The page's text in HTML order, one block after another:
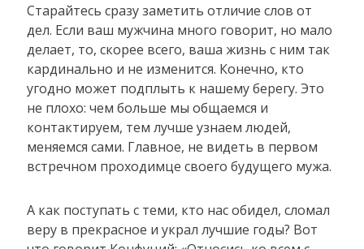
Старайтесь сразу заметить отличие слов от
дел. Если ваш мужчина много говорит, но мало
делает, то, скорее всего, ваша жизнь с ним так
кардинально и не изменится. Конечно, кто
угодно может подплыть к нашему берегу. Это
не плохо: чем больше мы общаемся и
контактируем, тем лучше узнаем людей,
меняемся сами. Главное, не видеть в первом
встречном проходимце своего будущего мужа.
А как поступать с теми, кто нас обидел, сломал
веру в прекрасное и украл лучшие годы? Вот